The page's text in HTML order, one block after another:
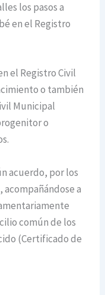
los pasos a
en el Registro
el Registro Civil
o también
Municipal
o
acuerdo, por los
a
común de los
(Certificado de